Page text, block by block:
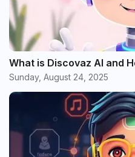
What is Discovaz AI and
Sunday, August 24, 2025